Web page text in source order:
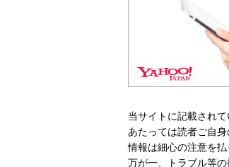
当サイトに記載され
あたっては読者ご自
情報は細心の注意を
万が一、トラブル等